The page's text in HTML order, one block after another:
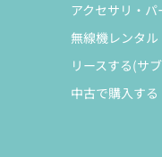
アクセサリ・パ
無線機レンタル
リースする(サ
中古で購入する